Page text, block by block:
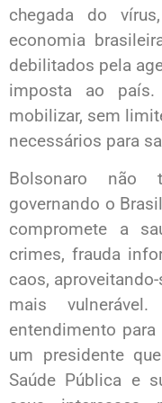
chegada do
economia
debilitados pela
imposta ao
mobilizar, sem
necessários para
Bolsonaro não
governando o
compromete a
crimes, frauda
caos,
mais
entendimento
um presidente
Saúde Pública e